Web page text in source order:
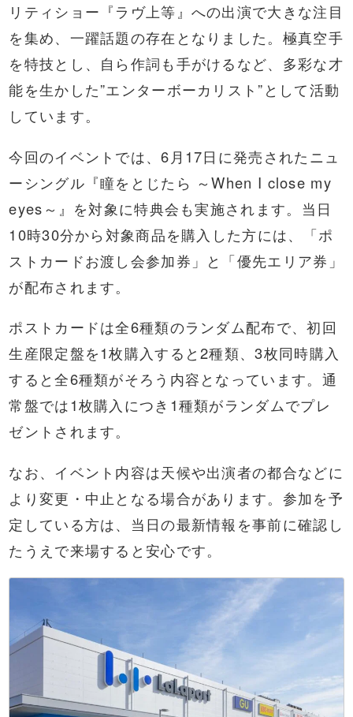
リティショー『ラヴ上等』への出演で大きな注目
を集め、一躍話題の存在となりました。極真空手
を特技とし、自ら作詞も手がけるなど、多彩な才
能を生かした”エンターボーカリスト”として活動
しています。
今回のイベントでは、6月17日に発売されたニュ
ーシングル『瞳をとじたら ～When I close my
eyes～』を対象に特典会も実施されます。当日
10時30分から対象商品を購入した方には、「ポ
ストカードお渡し会参加券」と「優先エリア券」
が配布されます。
ポストカードは全6種類のランダム配布で、初回
生産限定盤を1枚購入すると2種類、3枚同時購入
すると全6種類がそろう内容となっています。通
常盤では1枚購入につき1種類がランダムでプレ
ゼントされます。
なお、イベント内容は天候や出演者の都合などに
より変更・中止となる場合があります。参加を予
定している方は、当日の最新情報を事前に確認し
たうえで来場すると安心です。